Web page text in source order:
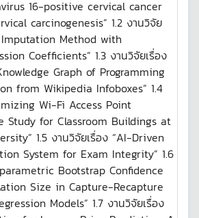
16-positive cervical cancer
carcinogenesis” 1.2 งานวิจัย
Imputation Method with
Coefficients” 1.3 งานวิจัยเรื่อง
Graph of Programming
from Wikipedia Infoboxes” 1.4
Wi-Fi Access Point
Study for Classroom Buildings at
1.5 งานวิจัยเรื่อง “AI-Driven
System for Exam Integrity” 1.6
Bootstrap Confidence
Size in Capture-Recapture
Models” 1.7 งานวิจัยเรื่อง